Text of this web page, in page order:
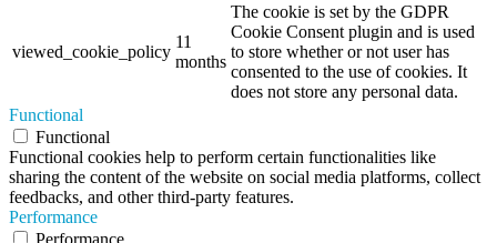
viewed_cookie_policy
11
months
The cookie is set by the GDPR
Cookie Consent plugin and is used
to store whether or not user has
consented to the use of cookies. It
does not store any personal data.
Functional
Functional
Functional cookies help to perform certain functionalities like
sharing the content of the website on social media platforms, collect
feedbacks, and other third-party features.
Performance
Performance